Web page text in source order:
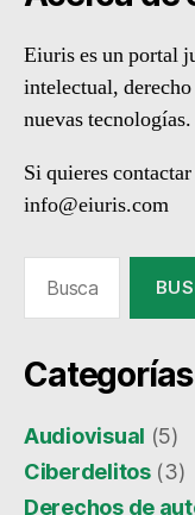
Eiuris es un portal
intelectual,
nuevas tecnologías.
Si quieres
info@eiuris.com
Categorías
Audiovisual (5)
Ciberdelitos(3)
Derechos de